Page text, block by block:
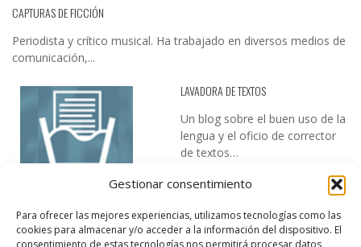
Gestionar consentimiento
Para ofrecer las mejores experiencias, utilizamos tecnologías como las
cookies para almacenar y/o acceder a la información del dispositivo. El
consentimiento de estas tecnologías nos permitirá procesar datos
CAPTURAS DE FICCIÓN
Periodista y crítico musical. Ha trabajado en diversos medios de
comunicación,...
LAVADORA DE TEXTOS
Un blog sobre el buen uso de la
lengua y el oficio de corrector
de textos…